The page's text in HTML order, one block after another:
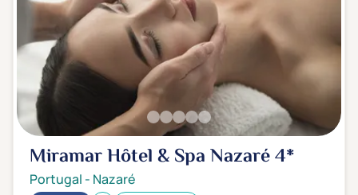
Sport
Yoga
Offres spéciales
Vente Flash & Promo
(0)
Offres spéciales Solo
Miramar Hôtel & Spa Nazaré4*
Portugal - Nazaré